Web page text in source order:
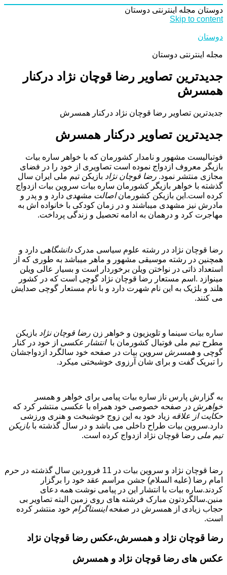
دوستان مجله اینترنتی دوستان
Skip to content
دوستان
مجله اینترنتی دوستان
جدیدترین تصاویر رضا قوچان نژاد درکنار
همسرش
جدیدترین تصاویر رضا قوچان نژاد درکنار همسرش
جدیدترین تصاویر درکنار همسرش
فوتبالیست مشهور و نامدار کشورمان که با خواهر ساره بیات
بازیگر معروف ازدواج نموده است تصاویری از خود را در فضای
مجازی منتشر نمود. رضا قوچان نژاد بازیکن تیم ملی ایران سال
گذشته با خواهر بازیگر کشورمان ساره بیات سروین بیات ازدواج
کرده است.این بازیکن کشورماناصالت مشهدی دارد و و پدر و
مادرش نیز مشهدی میباشند و در زمان کودکی با خانواده اش به
مهاجرت کرد و درهمان به ادامه تحصیل و زندگی پرداخت.
رضا قوچان نژاد در رشته علوم سیاسی مدرک دانشگاهی دارد و
همچنین در رشته موسیقی مشهور و ماهر میباشد به طوری که از
استعداد ذاتی در نواختن ویلن برخوردار است و بسیار عالی ویلن
مینوازد .اسم مستعار رضا قوچان نژاد گوچی است که در کشور
هلند و بلژیک به این نام شهرت دارد و با نام مستعار گوچی صدایش
می کنند.
ساره بیات سینما و تلویزیون و خواهر زن رضا قوچان نژاد بازیکن
مطرح تیم ملی فوتبال کشورمان باانتشار عکسی از خود در کنار
گوچی و همسرش سروین بیات در صفحه خود سالگرد ازدواجشان
را تبریک گفت و برای شان آرزوی خوشبختی میکرد.
به گزارش پارس ناز ساره بیات پیامی برای خواهر و همسر
خواهرش در صفحه خصوصی خود همراه با عکسی منتشر کرد که
حکایت از علاقه زیاد خود به این زوج خوشبخت و هنری ورزشی
دارد.سروین بیات طراح داخلی می باشد و در سال گذشته بابازیکن
تیم ملی رضا قوچان نژاد ازدواج کرده است.
رضا قوچان نژاد و سروین بیات در 11 فروردین سال گذشته در حرم
امام رضا (علیه السلام) جشن مراسم عقد خود را برگزار
کردند.ساره بیات با انتشار این در پیامی نوشت همه دعاى
منین.سالگردتون مبارک فرشته هاى روى زمین البته تصاویر بی
حجاب زیادی از همسرش در صفحهاینستاگرام خود منتشر کرده
است.
رضا قوچان نژاد و همسرش،عکس رضا قوچان نژاد
عکس های رضا قوچان نژاد و همسرش